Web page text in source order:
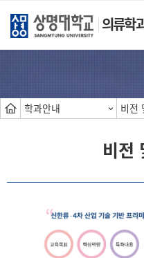
의류학
학과안내 비전
비전